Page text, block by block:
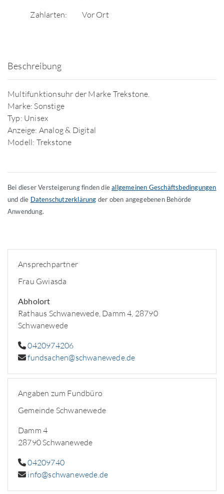
Zahlarten:
Vor Ort
Beschreibung
Multifunktionsuhr der Marke Trekstone.
Marke: Sonstige
Typ: Unisex
Anzeige: Analog & Digital
Modell: Trekstone
Bei dieser Versteigerung finden dieallgemeinen Geschäftsbedingungen
und die Datenschutzerklärung der oben angegebenen Behörde
Anwendung.
Ansprechpartner
Frau Gwiasda
Abholort
Rathaus Schwanewede, Damm 4, 28790
Schwanewede
0420974206
fundsachen@schwanewede.de
Angaben zum Fundbüro
Gemeinde Schwanewede
Damm 4
28790 Schwanewede
04209740
info@schwanewede.de